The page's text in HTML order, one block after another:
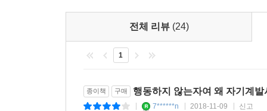
: 115쪽]
종이에 쓰면 꿈이 이루어지는 걸까? 지금 나의 대
에 꿈을 쓰면 무언가 알 수 없는 힘이 그 꿈을 이
다는 말을 그냥 하는 말, 아니면 미신으로 생각했다.
전체 리뷰 (24)
1
종이책 구매 행동하지 않는자여 왜 자기계
7******n 2018-11-09 신고